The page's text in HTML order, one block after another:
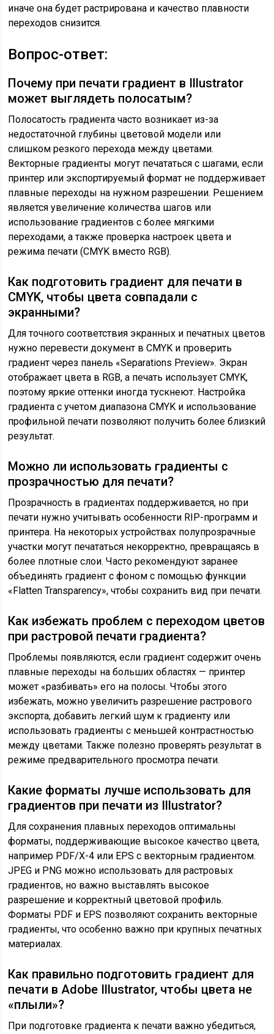
иначе она будет растрирована и качество плавности
переходов снизится.
Вопрос-ответ:
Почему при печати градиент в Illustrator
может выглядеть полосатым?
Полосатость градиента часто возникает из-за
недостаточной глубины цветовой модели или
слишком резкого перехода между цветами.
Векторные градиенты могут печататься с шагами, если
принтер или экспортируемый формат не поддерживает
плавные переходы на нужном разрешении. Решением
является увеличение количества шагов или
использование градиентов с более мягкими
переходами, а также проверка настроек цвета и
режима печати (CMYK вместо RGB).
Как подготовить градиент для печати в
CMYK, чтобы цвета совпадали с
экранными?
Для точного соответствия экранных и печатных цветов
нужно перевести документ в CMYK и проверить
градиент через панель «Separations Preview». Экран
отображает цвета в RGB, а печать использует CMYK,
поэтому яркие оттенки иногда тускнеют. Настройка
градиента с учетом диапазона CMYK и использование
профильной печати позволяют получить более близкий
результат.
Можно ли использовать градиенты с
прозрачностью для печати?
Прозрачность в градиентах поддерживается, но при
печати нужно учитывать особенности RIP-программ и
принтера. На некоторых устройствах полупрозрачные
участки могут печататься некорректно, превращаясь в
более плотные слои. Часто рекомендуют заранее
объединять градиент с фоном с помощью функции
«Flatten Transparency», чтобы сохранить вид при печати.
Как избежать проблем с переходом цветов
при растровой печати градиента?
Проблемы появляются, если градиент содержит очень
плавные переходы на больших областях — принтер
может «разбивать» его на полосы. Чтобы этого
избежать, можно увеличить разрешение растрового
экспорта, добавить легкий шум к градиенту или
использовать градиенты с меньшей контрастностью
между цветами. Также полезно проверять результат в
режиме предварительного просмотра печати.
Какие форматы лучше использовать для
градиентов при печати из Illustrator?
Для сохранения плавных переходов оптимальны
форматы, поддерживающие высокое качество цвета,
например PDF/X-4 или EPS с векторным градиентом.
JPEG и PNG можно использовать для растровых
градиентов, но важно выставлять высокое
разрешение и корректный цветовой профиль.
Форматы PDF и EPS позволяют сохранить векторные
градиенты, что особенно важно при крупных печатных
материалах.
Как правильно подготовить градиент для
печати в Adobe Illustrator, чтобы цвета не
«плыли»?
При подготовке градиента к печати важно убедиться,